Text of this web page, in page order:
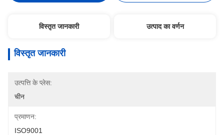
विस्तृत जानकारी उत्पाद का वर्णन
विस्तृत जानकारी
उत्पत्ति के प्लेस:
चीन
प्रमाणन:
ISO9001